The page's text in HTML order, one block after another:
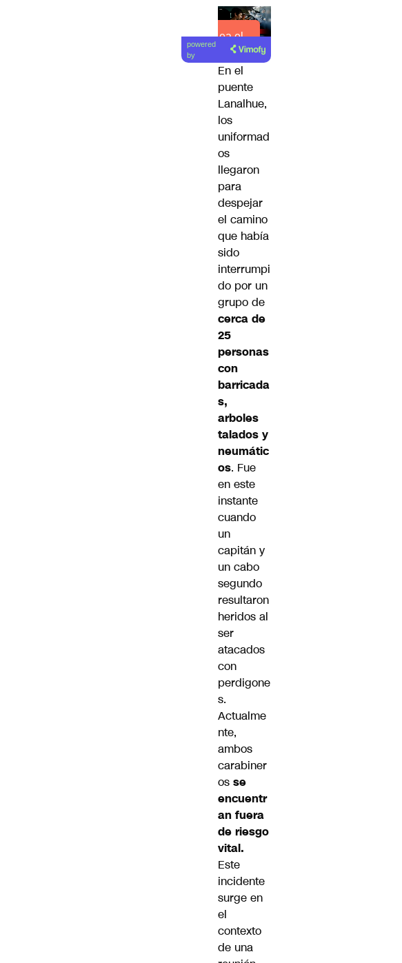
Lea el
artículo
powered
by
En el
puente
Lanalhue,
los
uniformad
os
llegaron
para
despejar
el camino
que había
sido
interrumpi
do por un
grupo de
cerca de
25
personas
con
barricada
s,
arboles
talados y
neumátic
os. Fue
en este
instante
cuando
un
capitán y
un cabo
segundo
resultaron
heridos al
ser
atacados
con
perdigone
s.
Actualme
nte,
ambos
carabiner
os se
encuentr
an fuera
de riesgo
vital.
Este
incidente
surge en
el
contexto
de una